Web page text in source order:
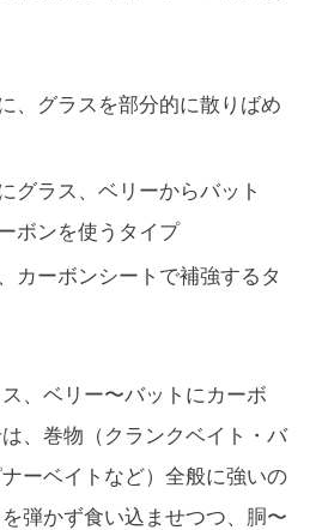
、グラスを部分的に散りばめ
グラス、ベリーからバット
ボンを使うタイプ
カーボンシートで補強するタ
、ベリー〜バットにカーボ
、巻物（クランクベイト・バ
ーベイトなど）全般に強いの
弾かず食い込ませつつ、胴〜